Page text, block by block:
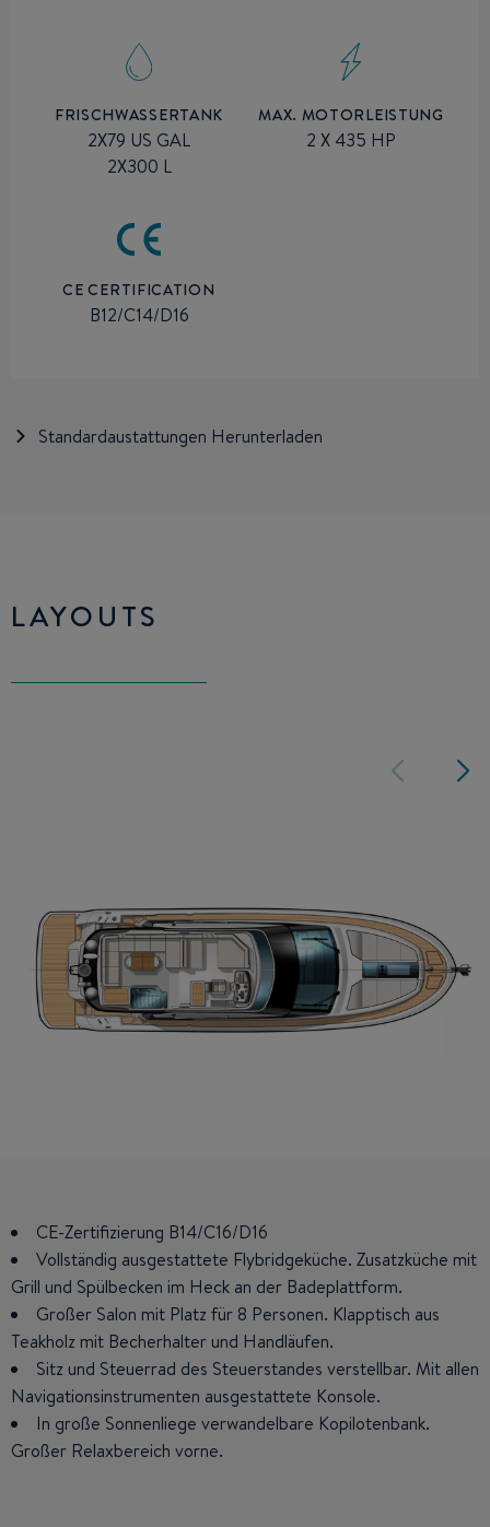
FRISCHWASSERTANK
2X79 US GAL
2X300 L
MAX. MOTORLEISTUNG
2 X 435 HP
CE CERTIFICATION
B12/C14/D16
Standardaustattungen Herunterladen
LAYOUTS
CE-Zertifizierung B14/C16/D16
Vollständig ausgestattete Flybridgeküche. Zusatzküche mit
Grill und Spülbecken im Heck an der Badeplattform.
Großer Salon mit Platz für 8 Personen. Klapptisch aus
Teakholz mit Becherhalter und Handläufen.
Sitz und Steuerrad des Steuerstandes verstellbar. Mit allen
Navigationsinstrumenten ausgestattete Konsole.
In große Sonnenliege verwandelbare Kopilotenbank.
Großer Relaxbereich vorne.
Perfekt ausgestattete, zum Cockpit offene Küche in L-
Form.
Elektronische Ausrüstung von SIMRAD
Geräumiger komfortabler Salon für 6 sich gegenüber
sitzende Personen. Versenkbarer 32"-TV auf Lift mit Bose-
Box.
Steuerstand für zwei Personen, Navigationsinstrumente,
SIMRAD 16"-Bildschirme. Windschutzscheibe aus einem Block
für perfekte Sichtverhältnisse, 2 elektrische Fenster zum
Geräumige luxuriöse Eignerkabine mit privatem
Badezimmer. VIP-Kabine mit angrenzendem Waschraum,
Rechteckfenstern zum Öffnen und Deckenkuppel.
Gästekabine mit zwei Stockbetten. Seekabine oder Stauraum.
Zahlreiche Staufächer und Wandschränke in jeder Kabine.
Eignerkabine mit Panoramafenstern mit Rechteckfenstern
zum Öffnen. P-Kabine mit Rechteckfenstern zum Öffnen und
Deckenkuppel.